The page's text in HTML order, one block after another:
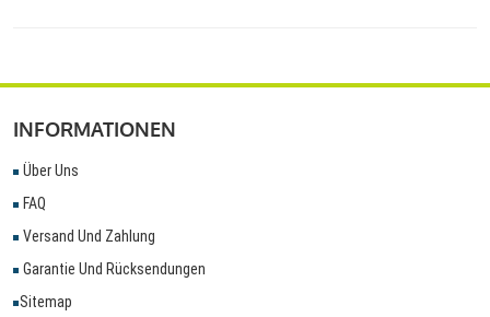
INFORMATIONEN
Über Uns
FAQ
Versand Und Zahlung
Garantie Und Rücksendungen
Sitemap